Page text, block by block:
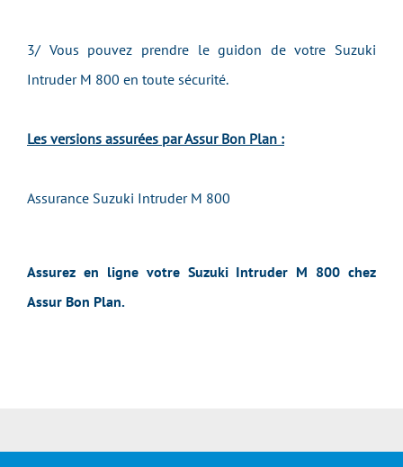
3/ Vous pouvez prendre le guidon de votre Suzuki
Intruder M 800 en toute sécurité.
Les versions assurées par Assur Bon Plan :
Assurance Suzuki Intruder M 800
Assurez en ligne votre Suzuki Intruder M 800 chez
Assur Bon Plan.